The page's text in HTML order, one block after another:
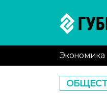
Экономика